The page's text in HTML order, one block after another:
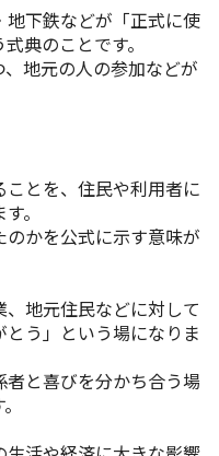
下鉄などが「正式に使
典のことです。
地元の人の参加などが
とを、住民や利用者に
。
かを公式に示す意味が
地元住民などに対して
とう」という場になりま
と喜びを分かち合う場